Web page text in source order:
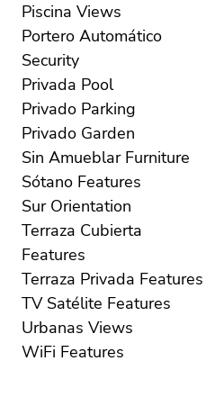
Piscina Views
Portero Automático
Security
Privada Pool
Privado Parking
Privado Garden
Sin Amueblar Furniture
Sótano Features
Sur Orientation
Terraza Cubierta
Features
Terraza Privada Features
TV Satélite Features
Urbanas Views
WiFi Features